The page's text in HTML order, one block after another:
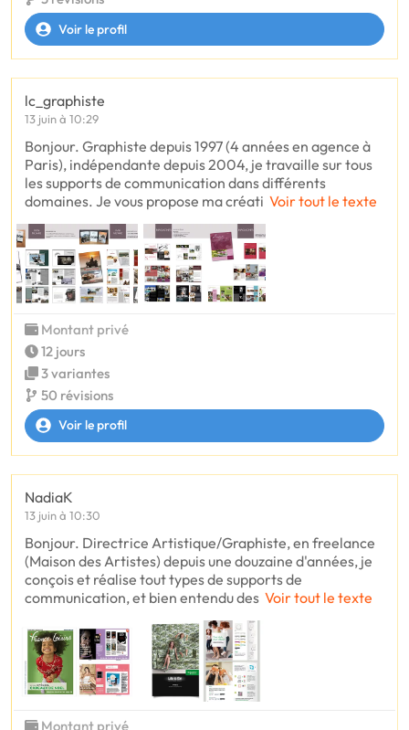
Voir le profil
lc_graphiste
13 juin à 10:29
Bonjour. Graphiste depuis 1997 (4 années en agence à
Paris), indépendante depuis 2004, je travaille sur tous
les supports de communication dans différents
domaines. Je vous propose ma créati Voir tout le texte
Montant privé
12 jours
3 variantes
50 révisions
Voir le profil
NadiaK
13 juin à 10:30
Bonjour. Directrice Artistique/Graphiste, en freelance
(Maison des Artistes) depuis une douzaine d'années, je
conçois et réalise tout types de supports de
communication, et bien entendu des Voir tout le texte
Montant privé